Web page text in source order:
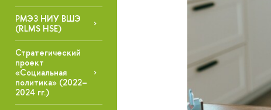
РМЭЗ НИУ ВШЭ
(RLMS HSE)
Стратегический
проект
«Социальная
политика» (2022–
2024 гг.)